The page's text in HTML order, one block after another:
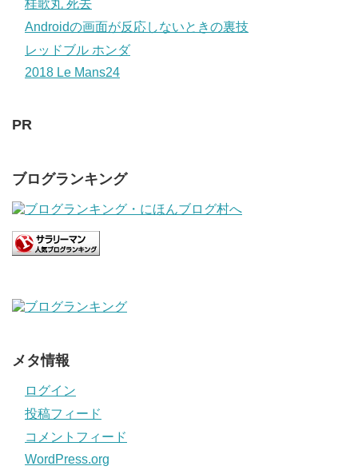
桂歌丸 死去
Androidの画面が反応しないときの裏技
レッドブル ホンダ
2018 Le Mans24
PR
ブログランキング
メタ情報
ログイン
投稿フィード
コメントフィード
WordPress.org